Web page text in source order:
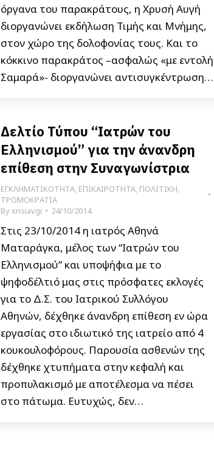
όργανα του παρακράτους, η Χρυσή Αυγή
διοργανώνει εκδήλωση Τιμής και Μνήμης,
στον χώρο της δολοφονίας τους. Και το
κόκκινο παρακράτος –ασφαλώς «με εντολή
Σαμαρά»- διοργανώνει αντισυγκέντρωση…
Δελτίο Τύπου “Ιατρών του
Ελληνισμού” για την άνανδρη
επίθεση στην Συναγωνίστρια
ΕΓΚΛΗΜΑΤΙΚΟΤΗΤΑ, ΕΠΙΚΑΙΡΟΤΗΤΑ, ΠΟΛΙΤΙΚΗ,
ΤΡΟΜΟΚΡΑΤΙΑ
Byxrisiavgi 24/10/2014
Στις 23/10/2014 η ιατρός Αθηνά
Ματαράγκα, μέλος των “Ιατρών του
Ελληνισμού” και υποψήφια με το
ψηφοδέλτιό μας στις πρόσφατες εκλογές
για το Δ.Σ. του Ιατρικού Συλλόγου
Αθηνών, δέχθηκε άνανδρη επίθεση εν ώρα
εργασίας στο ιδιωτικό της ιατρείο από 4
κουκουλοφόρους. Παρουσία ασθενών της
δέχθηκε χτυπήματα στην κεφαλή και
προπυλακισμό με αποτέλεσμα να πέσει
στο πάτωμα. Ευτυχώς, δεν…